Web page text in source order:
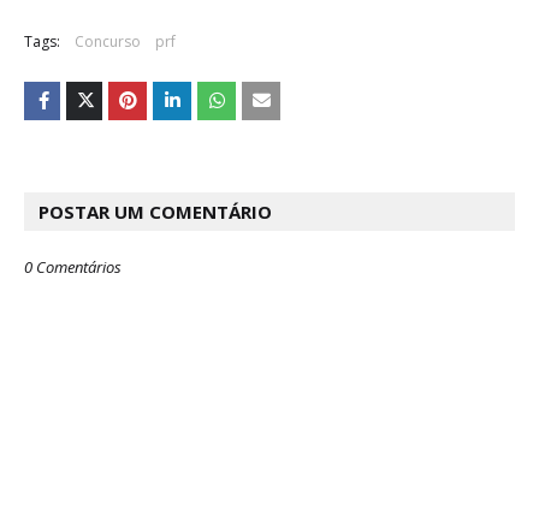
Tags: Concurso prf
POSTAR UM COMENTÁRIO
0 Comentários